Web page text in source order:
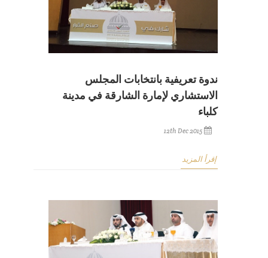
ندوة تعريفية بانتخابات المجلس
الاستشاري لإمارة الشارقة في مدينة
كلباء
12th Dec 2015
إقرأ المزيد